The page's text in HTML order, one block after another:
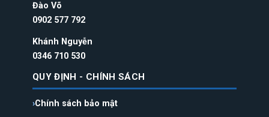
Đào Võ
0902 577 792
Khánh Nguyễn
0346 710 530
QUY ĐỊNH - CHÍNH SÁCH
Chính sách bảo mật